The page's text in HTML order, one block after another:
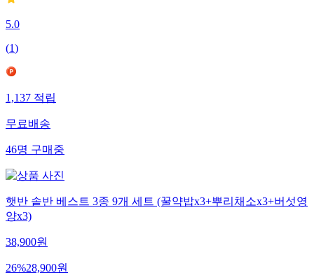
5.0
(1)
1,137적립
무료배송
46명구매중
햇반 솥반 베스트 3종 9개 세트 (꿀약밥x3+뿌리채소x3+버섯영
양x3)
38,900원
26%28,900원